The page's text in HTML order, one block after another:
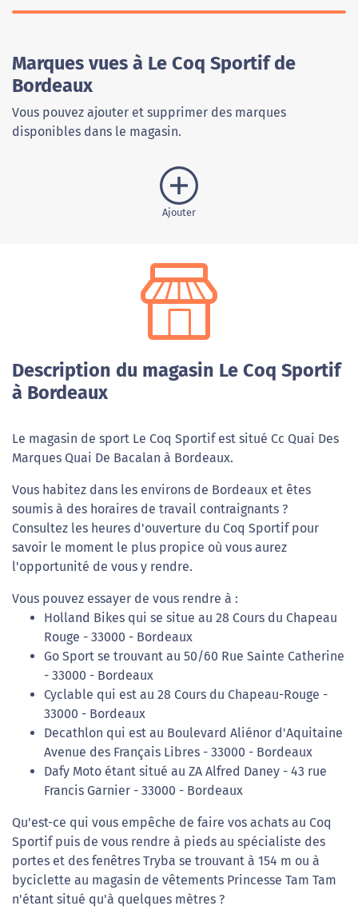
Marques vues à Le Coq Sportif de
Bordeaux
Vous pouvez ajouter et supprimer des marques
disponibles dans le magasin.
Ajouter
Description du magasin Le Coq Sportif
à Bordeaux
Le magasin de sport Le Coq Sportif est situé Cc Quai Des
Marques Quai De Bacalan à Bordeaux.
Vous habitez dans les environs de Bordeaux et êtes
soumis à des horaires de travail contraignants ?
Consultez les heures d'ouverture du Coq Sportif pour
savoir le moment le plus propice où vous aurez
l'opportunité de vous y rendre.
Vous pouvez essayer de vous rendre à :
Holland Bikes qui se situe au 28 Cours du Chapeau
Rouge - 33000 - Bordeaux
Go Sport se trouvant au 50/60 Rue Sainte Catherine
- 33000 - Bordeaux
Cyclable qui est au 28 Cours du Chapeau-Rouge -
33000 - Bordeaux
Decathlon qui est au Boulevard Aliénor d'Aquitaine
Avenue des Français Libres - 33000 - Bordeaux
Dafy Moto étant situé au ZA Alfred Daney - 43 rue
Francis Garnier - 33000 - Bordeaux
Qu'est-ce qui vous empêche de faire vos achats au Coq
Sportif puis de vous rendre à pieds au spécialiste des
portes et des fenêtres Tryba se trouvant à 154 m ou à
byciclette au magasin de vêtements Princesse Tam Tam
n'étant situé qu'à quelques mètres ?